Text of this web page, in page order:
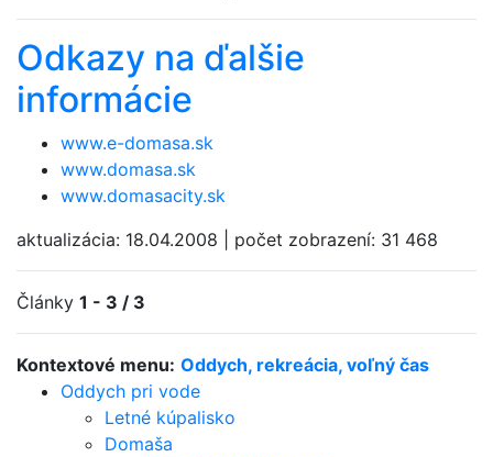
Kontextové menu: Oddych, rekreácia, voľný čas
Oddych pri vode
Letné kúpalisko
Domaša
Odkazy na ďalšie
informácie
www.e-domasa.sk
www.domasa.sk
www.domasacity.sk
aktualizácia: 18.04.2008 počet zobrazení: 31 468
Články 1 - 3 / 3